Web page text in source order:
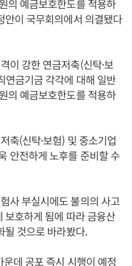
의 예금보호한도를 적용하
안이 국무회의에서 의결됐다
이 강한 연금저축(신탁·보
연금기금 각각에 대해 일반
의 예금보호한도를 적용하
축(신탁·보험) 및 중소기업
안전하게 노후를 준비할 수
사 부실시에도 불의의 사고
보호하게 됨에 따라 금융산
될 것으로 바라봤다.
데 공포 즉시 시행이 예정